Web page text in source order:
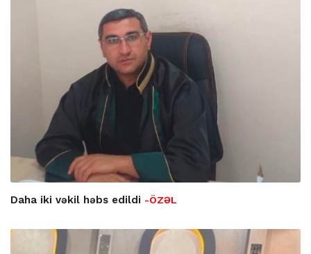
Daha iki vəkil həbs edildi -ÖZƏL